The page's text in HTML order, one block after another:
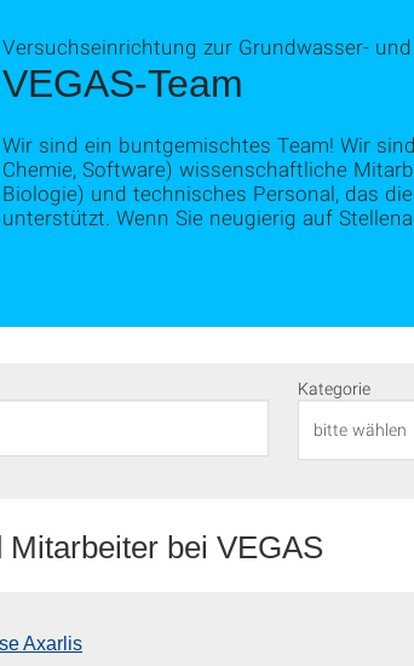
VEGAS-Team
Versuchseinrichtung zur Grundwasser-
Wir sind ein buntgemischtes Team! Wir
Chemie, Software) wissenschaftliche
Biologie) und technisches Personal, das
unterstützt. Wenn Sie neugierig auf
Kategorie
bei VEGAS
Axarlis